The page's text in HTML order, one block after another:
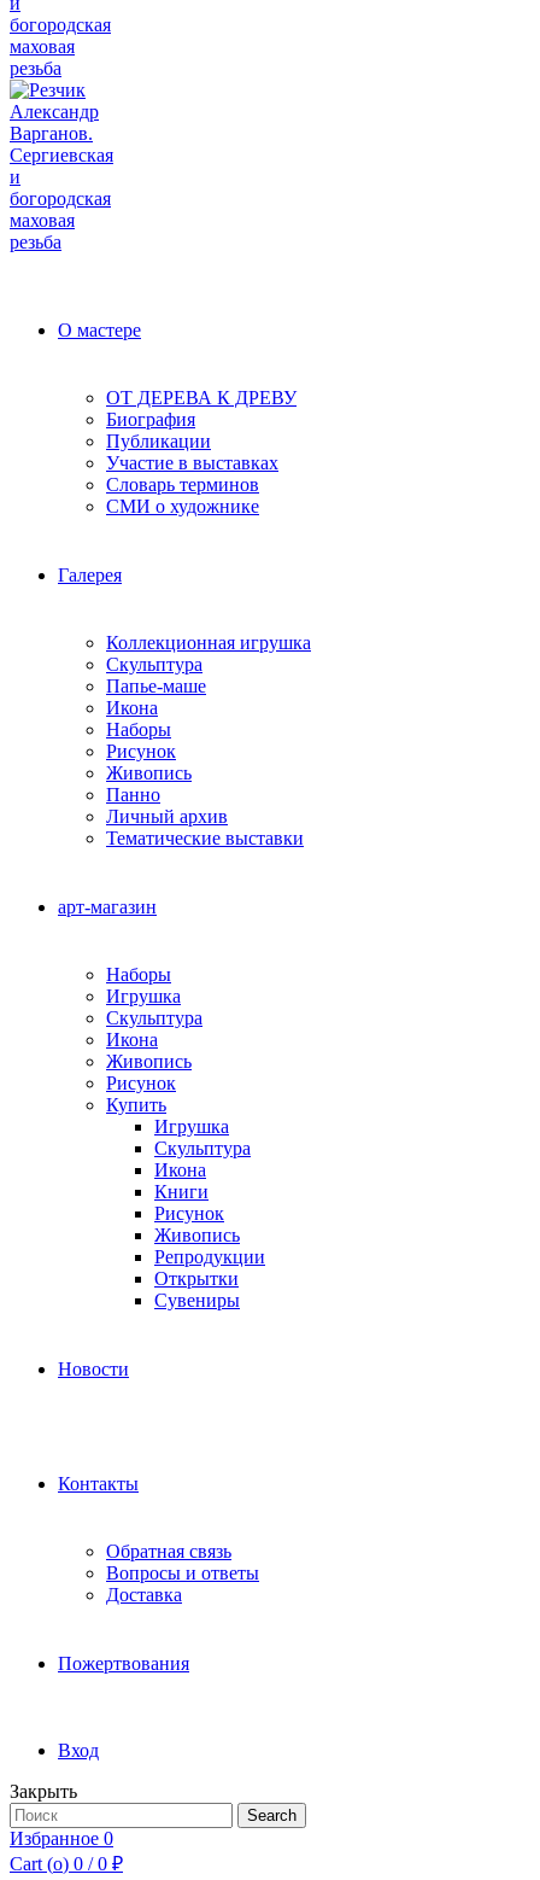
О мастере
ОТ ДЕРЕВА К ДРЕВУ
Биография
Публикации
Участие в выставках
Словарь терминов
СМИ о художнике
Галерея
Коллекционная игрушка
Скульптура
Папье-маше
Икона
Наборы
Рисунок
Живопись
Панно
Личный архив
Тематические выставки
арт-магазин
Наборы
Игрушка
Скульптура
Икона
Живопись
Рисунок
Купить
Игрушка
Скульптура
Икона
Книги
Рисунок
Живопись
Репродукции
Открытки
Сувениры
Новости
Контакты
Обратная связь
Вопросы и ответы
Доставка
Пожертвования
Вход
Закрыть
Search
for:
Search
Избранное 0
Cart (o) 0 / 0 ₽